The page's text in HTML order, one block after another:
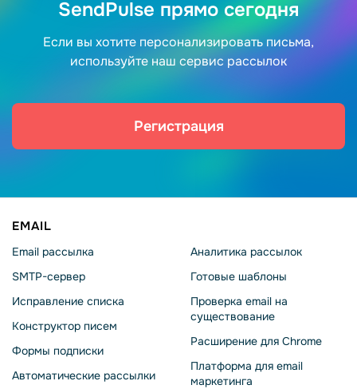
SendPulse прямо сегодня
Если вы хотите персонализировать письма,
используйте наш сервис рассылок
Регистрация
EMAIL
Email рассылка
SMTP-сервер
Исправление списка
Конструктор писем
Формы подписки
Автоматические рассылки
Аналитика рассылок
Готовые шаблоны
Проверка email на
существование
Расширение для Chrome
Платформа для email
маркетинга